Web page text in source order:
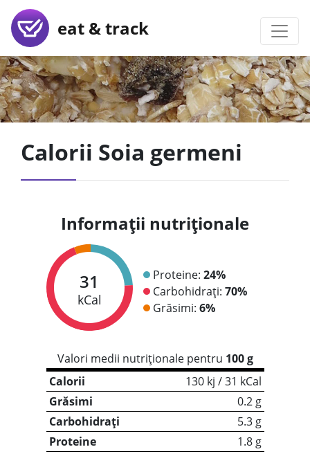
eat & track
Calorii Soia germeni
Informații nutriționale
31
kCal
Proteine: 24%
Carbohidrați: 70%
Grăsimi: 6%
Valori medii nutriționale pentru 100 g
Calorii
130 kj / 31 kCal
Grăsimi
0.2 g
Carbohidrați
5.3 g
Proteine
1.8 g